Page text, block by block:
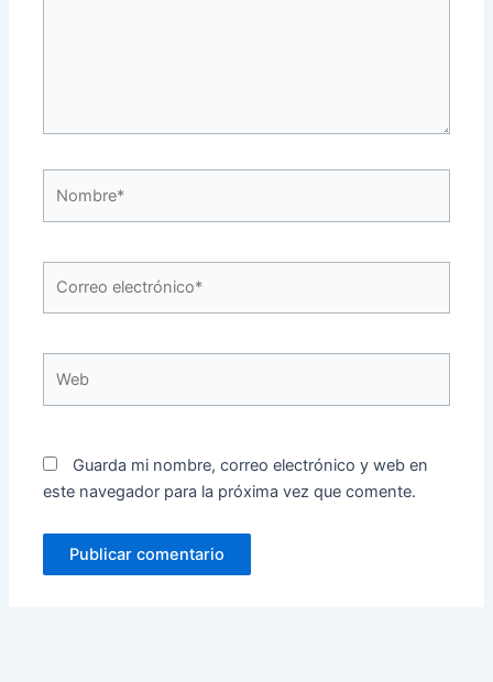
Guarda mi nombre, correo electrónico y web en
este navegador para la próxima vez que comente.